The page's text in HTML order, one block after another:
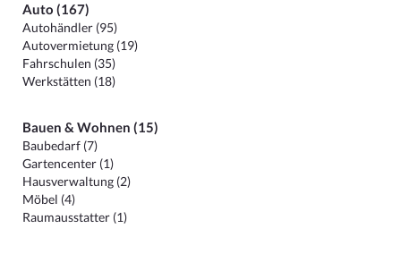
Auto (167)
Autohändler (95)
Autovermietung (19)
Fahrschulen (35)
Werkstätten (18)
Bauen & Wohnen (15)
Baubedarf (7)
Gartencenter (1)
Hausverwaltung (2)
Möbel (4)
Raumausstatter (1)